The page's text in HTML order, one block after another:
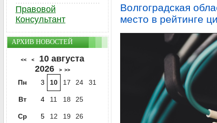
Волгоградская
место в рейтинге
Правовой
Консультант
АРХИВ НОВОСТЕЙ
<< <
10 августа
2026
> >>
Пн 3 10 17 24 31
Вт 4 11 18 25
Ср 5 12 19 26